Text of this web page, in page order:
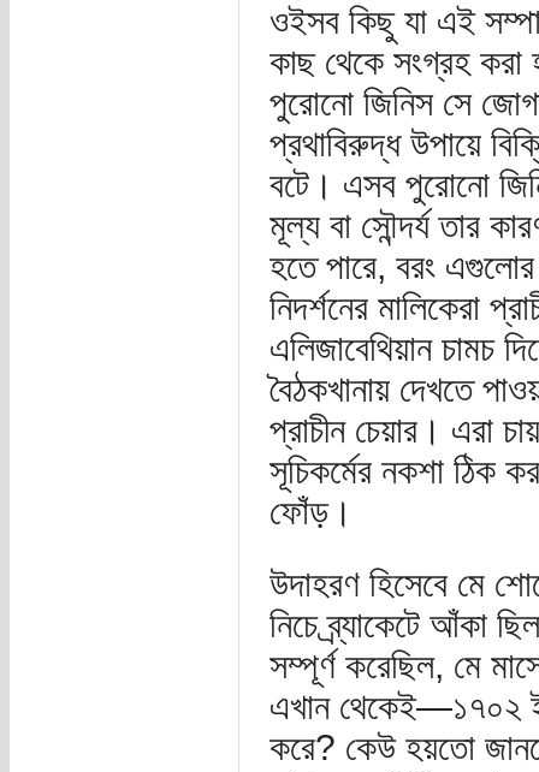
ওইসব কিছু যা এই
কাছ থেকে সংগ্রহ করা
পুরোনো জিনিস সে
প্রথাবিরুদ্ধ উপায়ে
বটে। এসব পুরোনো
মূল্য বা সৌন্দর্য তার
হতে পারে, বরং
নিদর্শনের মালিকেরা
এলিজাবেথিয়ান চামচ
বৈঠকখানায় দেখতে
প্রাচীন চেয়ার। এরা
সূচিকর্মের নকশা ঠিক
ফোঁড়।
উদাহরণ হিসেবে মে
নিচে ব্র্যাকেটে আঁকা
সম্পূর্ণ করেছিল, মে
এখান থেকেই—১৭০২
করে? কেউ হয়তো